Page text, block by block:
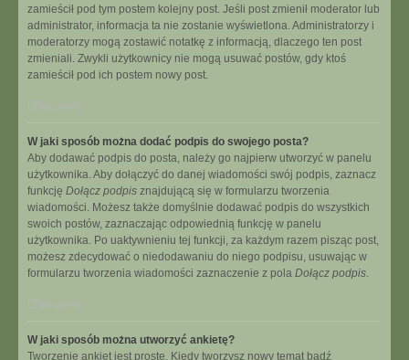
zamieścił pod tym postem kolejny post. Jeśli post zmienił moderator lub
administrator, informacja ta nie zostanie wyświetlona. Administratorzy i
moderatorzy mogą zostawić notatkę z informacją, dlaczego ten post
zmieniali. Zwykli użytkownicy nie mogą usuwać postów, gdy ktoś
zamieścił pod ich postem nowy post.
Na górę
W jaki sposób można dodać podpis do swojego posta?
Aby dodawać podpis do posta, należy go najpierw utworzyć w panelu
użytkownika. Aby dołączyć do danej wiadomości swój podpis, zaznacz
funkcję Dołącz podpis znajdującą się w formularzu tworzenia
wiadomości. Możesz także domyślnie dodawać podpis do wszystkich
swoich postów, zaznaczając odpowiednią funkcję w panelu
użytkownika. Po uaktywnieniu tej funkcji, za każdym razem pisząc post,
możesz zdecydować o niedodawaniu do niego podpisu, usuwając w
formularzu tworzenia wiadomości zaznaczenie z pola Dołącz podpis.
Na górę
W jaki sposób można utworzyć ankietę?
Tworzenie ankiet jest proste. Kiedy tworzysz nowy temat bądź